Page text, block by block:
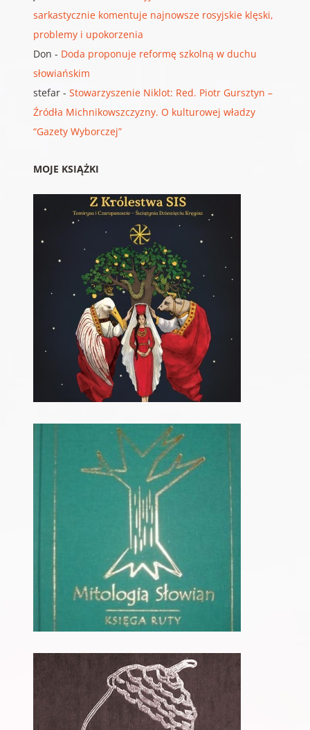
sarkastycznie komentuje najnowsze rosyjskie klęski,
problemy i upokorzenia
Don - Doda proponuje reformę szkolną w duchu
słowiańskim
stefar- Stowarzyszenie Niklot: Red. Piotr Gursztyn –
Źródła Michnikowszczyzny. O kulturowej władzy
“Gazety Wyborczej”
MOJE KSIĄŻKI